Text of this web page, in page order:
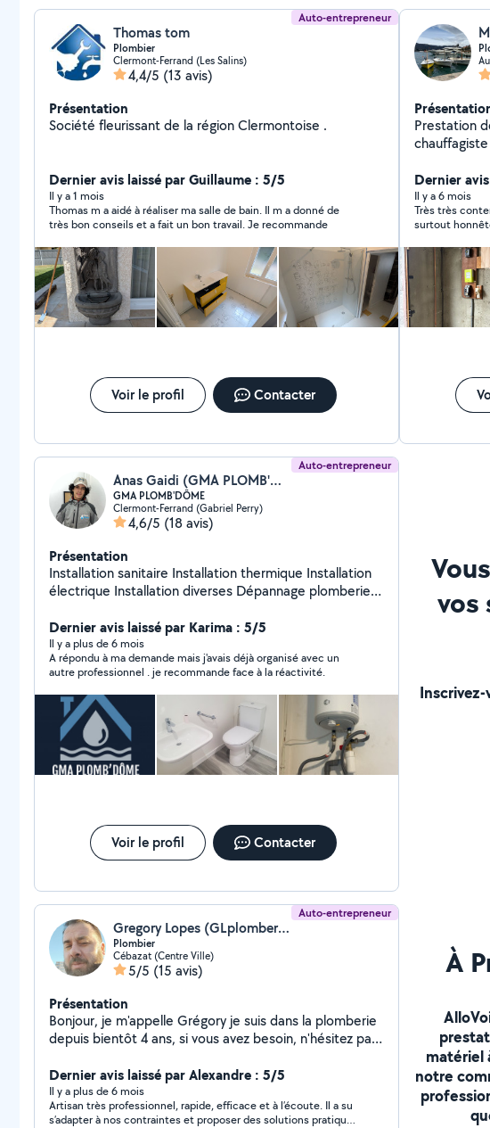
Auto-entrepreneur
Thomas tom
Plombier
Clermont-Ferrand (Les Salins)
4,4/5 (13 avis)
Présentation
Société fleurissant de la région Clermontoise .
Dernier avis laissé par Guillaume : 5/5
Il y a 1 mois
Thomas m a aidé à réaliser ma salle de bain. Il m a donné de
très bon conseils et a fait un bon travail. Je recommande
Voir le profil Contacter
Prestation de
chauffagiste
à plein
Dernier
Il y a 6 mois
Très très
surtout
Auto-entrepreneur
Anas Gaidi (GMA PLOMB'DOME)
GMA PLOMB'DÔME
Clermont-Ferrand (Gabriel Perry)
4,6/5 (18 avis)
Présentation
Installation sanitaire Installation thermique Installation
électrique Installation diverses Dépannage plomberie
meubles en kit Bricolage Etc. Petits travaux
Dernier avis laissé par Karima : 5/5
Il y a plus de 6 mois
A répondu à ma demande mais j'avais déjà organisé avec un
autre professionnel . je recommande face à la réactivité.
Voir le profil Contacter
vos
Auto-entrepreneur
Gregory Lopes (GLplomberie)
Plombier
Cébazat (Centre Ville)
5/5 (15 avis)
Présentation
Bonjour, je m'appelle Grégory je suis dans la plomberie
depuis bientôt 4 ans, si vous avez besoin, n'hésitez pas.
Dernier avis laissé par Alexandre : 5/5
Il y a plus de 6 mois
Artisan très professionnel, rapide, efficace et à l’écoute. Il a su
s’adapter à nos contraintes et proposer des solutions pratiques.
À
matériel
notre